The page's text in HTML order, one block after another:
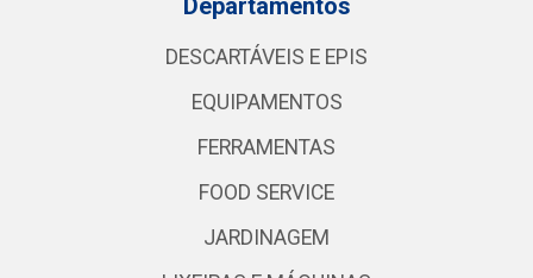
Departamentos
DESCARTÁVEIS E EPIS
EQUIPAMENTOS
FERRAMENTAS
FOOD SERVICE
JARDINAGEM